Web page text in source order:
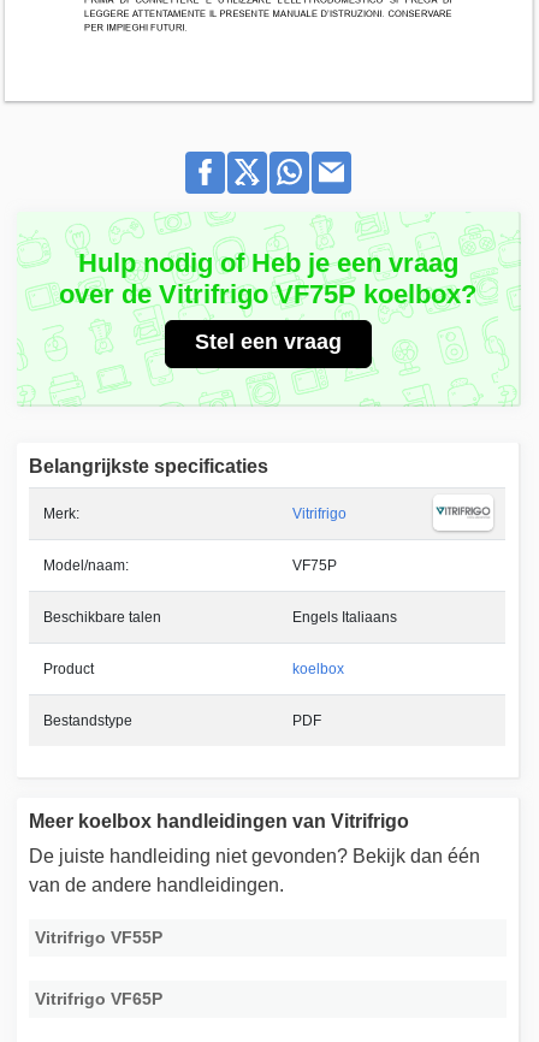
Hulp nodig of Heb je een vraag
over de Vitrifrigo VF75P koelbox?
Stel een vraag
Belangrijkste specificaties
Merk: Vitrifrigo
Model/naam: VF75P
Beschikbare talen Engels Italiaans
Product koelbox
Bestandstype PDF
Meer koelbox handleidingen van Vitrifrigo
De juiste handleiding niet gevonden? Bekijk dan één
van de andere handleidingen.
Vitrifrigo VF55P
Vitrifrigo VF65P